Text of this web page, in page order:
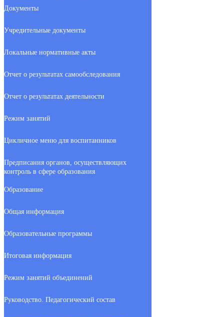
Документы
Учредительные документы
Локальные нормативные акты
Отчет о результатах самообследования
Отчет о результатах деятельности
Режим занятий
Цикличное меню для воспитанников
Предписания органов, осуществляющих
контроль в сфере образования
Образование
Общая информация
Образовательные программы
Итоговая информация
Режим занятий объединений
Руководство. Педагогический состав